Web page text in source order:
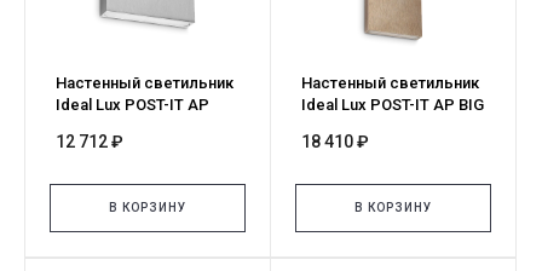
Настенный светильник
Ideal Lux POST-IT AP
12 712 ₽
В КОРЗИНУ
Настенный светильник
Ideal Lux POST-IT AP BIG
18 410 ₽
В КОРЗИНУ